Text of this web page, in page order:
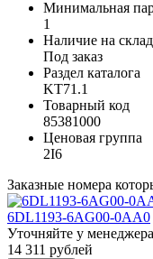
Минимальная
1
Наличие на
Под заказ
Раздел каталога
KT71.1
Товарный код
85381000
Ценовая группа
2I6
Заказные номера
6DL1193-6AG00-0AA0
Уточняйте у менеджера
14 311 рублей